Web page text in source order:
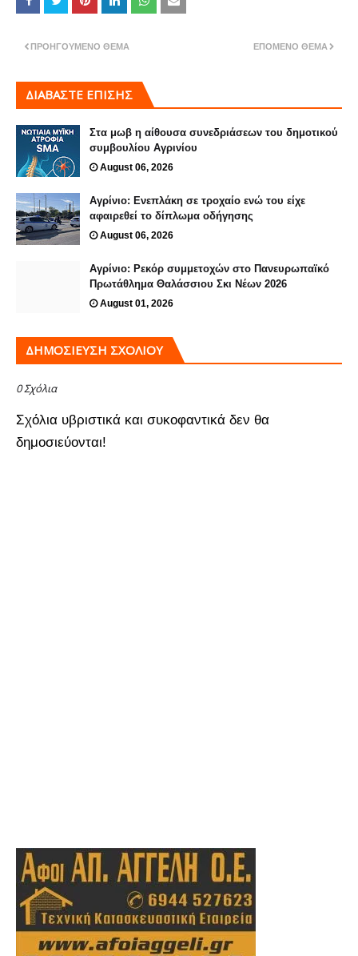
ΕΠΌΜΕΝΟ ΘΈΜΑ
ΠΡΟΗΓΟΎΜΕΝΟ ΘΈΜΑ
ΔΙΑΒΑΣΤΕ ΕΠΙΣΗΣ
Στα μωβ η αίθουσα συνεδριάσεων του δημοτικού
συμβουλίου Αγρινίου
August 06, 2026
Αγρίνιο: Ενεπλάκη σε τροχαίο ενώ του είχε
αφαιρεθεί το δίπλωμα οδήγησης
August 06, 2026
Αγρίνιο: Ρεκόρ συμμετοχών στο Πανευρωπαϊκό
Πρωτάθλημα Θαλάσσιου Σκι Νέων 2026
August 01, 2026
ΔΗΜΟΣΊΕΥΣΗ ΣΧΟΛΊΟΥ
0 Σχόλια
Σχόλια υβριστικά και συκοφαντικά δεν θα
δημοσιεύονται!